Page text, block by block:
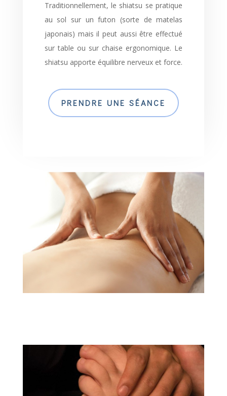
Traditionnellement, le shiatsu se pratique
au sol sur un futon (sorte de matelas
japonais) mais il peut aussi être effectué
sur table ou sur chaise ergonomique. Le
shiatsu apporte équilibre nerveux et force.
PRENDRE UNE SÉANCE